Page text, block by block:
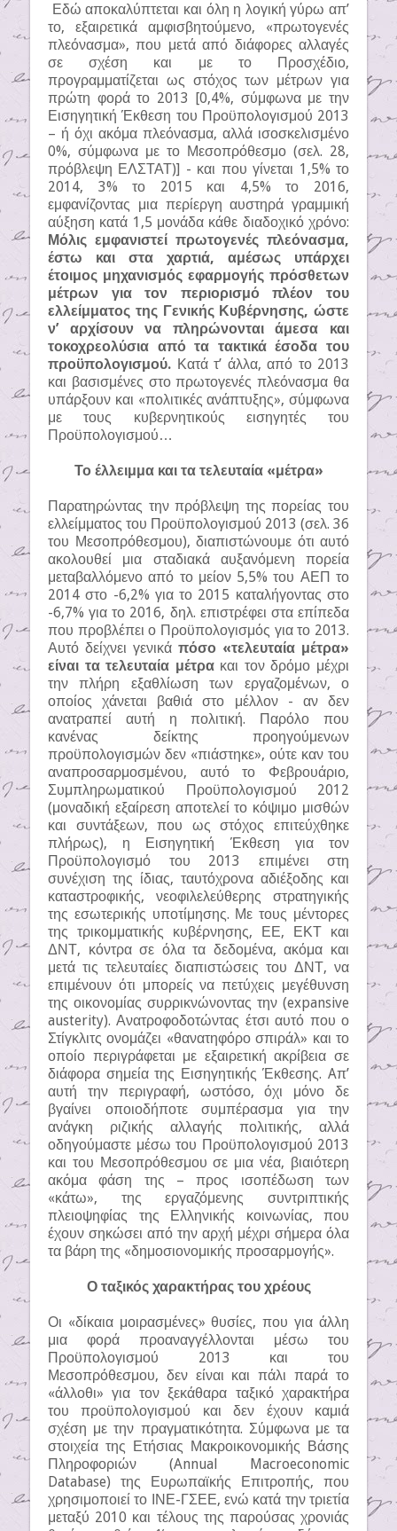
Εδώ αποκαλύπτεται και όλη η λογική γύρω απ’
το, εξαιρετικά αμφισβητούμενο, «πρωτογενές
πλεόνασμα», που μετά από διάφορες αλλαγές
σε σχέση και με το Προσχέδιο,
προγραμματίζεται ως στόχος των μέτρων για
πρώτη φορά το 2013 [0,4%, σύμφωνα με την
Εισηγητική Έκθεση του Προϋπολογισμού 2013
– ή όχι ακόμα πλεόνασμα, αλλά ισοσκελισμένο
0%, σύμφωνα με το Μεσοπρόθεσμο (σελ. 28,
πρόβλεψη ΕΛΣΤΑΤ)] - και που γίνεται 1,5% το
2014, 3% το 2015 και 4,5% το 2016,
εμφανίζοντας μια περίεργη αυστηρά γραμμική
αύξηση κατά 1,5 μονάδα κάθε διαδοχικό χρόνο:
Μόλις εμφανιστεί πρωτογενές πλεόνασμα,
έστω και στα χαρτιά, αμέσως υπάρχει
έτοιμος μηχανισμός εφαρμογής πρόσθετων
μέτρων για τον περιορισμό πλέον του
ελλείμματος της Γενικής Κυβέρνησης, ώστε
ν’ αρχίσουν να πληρώνονται άμεσα και
τοκοχρεολύσια από τα τακτικά έσοδα του
προϋπολογισμού. Κατά τ’ άλλα, από το 2013
και βασισμένες στο πρωτογενές πλεόνασμα θα
υπάρξουν και «πολιτικές ανάπτυξης», σύμφωνα
με τους κυβερνητικούς εισηγητές του
Προϋπολογισμού…
Το έλλειμμα και τα τελευταία «μέτρα»
Παρατηρώντας την πρόβλεψη της πορείας του
ελλείμματος του Προϋπολογισμού 2013 (σελ. 36
του Μεσοπρόθεσμου), διαπιστώνουμε ότι αυτό
ακολουθεί μια σταδιακά αυξανόμενη πορεία
μεταβαλλόμενο από το μείον 5,5% του ΑΕΠ το
2014 στο -6,2% για το 2015 καταλήγοντας στο
-6,7% για το 2016, δηλ. επιστρέφει στα επίπεδα
που προβλέπει ο Προϋπολογισμός για το 2013.
Αυτό δείχνει γενικά πόσο «τελευταία μέτρα»
είναι τα τελευταία μέτρακαι τον δρόμο μέχρι
την πλήρη εξαθλίωση των εργαζομένων, ο
οποίος χάνεται βαθιά στο μέλλον - αν δεν
ανατραπεί αυτή η πολιτική. Παρόλο που
κανένας δείκτης προηγούμενων
προϋπολογισμών δεν «πιάστηκε», ούτε καν του
αναπροσαρμοσμένου, αυτό το Φεβρουάριο,
Συμπληρωματικού Προϋπολογισμού 2012
(μοναδική εξαίρεση αποτελεί το κόψιμο μισθών
και συντάξεων, που ως στόχος επιτεύχθηκε
πλήρως), η Εισηγητική Έκθεση για τον
Προϋπολογισμό του 2013 επιμένει στη
συνέχιση της ίδιας, ταυτόχρονα αδιέξοδης και
καταστροφικής, νεοφιλελεύθερης στρατηγικής
της εσωτερικής υποτίμησης. Με τους μέντορες
της τρικομματικής κυβέρνησης, ΕΕ, ΕΚΤ και
ΔΝΤ, κόντρα σε όλα τα δεδομένα, ακόμα και
μετά τις τελευταίες διαπιστώσεις του ΔΝΤ, να
επιμένουν ότι μπορείς να πετύχεις μεγέθυνση
της οικονομίας συρρικνώνοντας την (expansive
austerity). Ανατροφοδοτώντας έτσι αυτό που ο
Στίγκλιτς ονομάζει «θανατηφόρο σπιράλ» και το
οποίο περιγράφεται με εξαιρετική ακρίβεια σε
διάφορα σημεία της Εισηγητικής Έκθεσης. Aπ’
αυτή την περιγραφή, ωστόσο, όχι μόνο δε
βγαίνει οποιοδήποτε συμπέρασμα για την
ανάγκη ριζικής αλλαγής πολιτικής, αλλά
οδηγούμαστε μέσω του Προϋπολογισμού 2013
και του Μεσοπρόθεσμου σε μια νέα, βιαιότερη
ακόμα φάση της – προς ισοπέδωση των
«κάτω», της εργαζόμενης συντριπτικής
πλειοψηφίας της Ελληνικής κοινωνίας, που
έχουν σηκώσει από την αρχή μέχρι σήμερα όλα
τα βάρη της «δημοσιονομικής προσαρμογής».
Ο ταξικός χαρακτήρας του χρέους
Οι «δίκαια μοιρασμένες» θυσίες, που για άλλη
μια φορά προαναγγέλλονται μέσω του
Προϋπολογισμού 2013 και του
Μεσοπρόθεσμου, δεν είναι και πάλι παρά το
«άλλοθι» για τον ξεκάθαρα ταξικό χαρακτήρα
του προϋπολογισμού και δεν έχουν καμιά
σχέση με την πραγματικότητα. Σύμφωνα με τα
στοιχεία της Ετήσιας Μακροικονομικής Βάσης
Πληροφοριών (Annual Macroeconomic
Database) της Ευρωπαϊκής Επιτροπής, που
χρησιμοποιεί το ΙΝΕ-ΓΣΕΕ, ενώ κατά την τριετία
μεταξύ 2010 και τέλους της παρούσας χρονιάς